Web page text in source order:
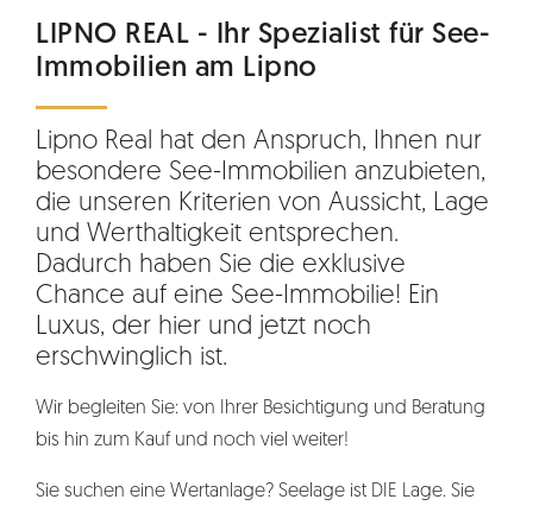
LIPNO REAL - Ihr Spezialist für See-
Immobilien am Lipno
Lipno Real hat den Anspruch, Ihnen nur
besondere See-Immobilien anzubieten,
die unseren Kriterien von Aussicht, Lage
und Werthaltigkeit entsprechen.
Dadurch haben Sie die exklusive
Chance auf eine See-Immobilie! Ein
Luxus, der hier und jetzt noch
erschwinglich ist.
Wir begleiten Sie: von Ihrer Besichtigung und Beratung
bis hin zum Kauf und noch viel weiter!
Sie suchen eine Wertanlage? Seelage ist DIE Lage. Sie